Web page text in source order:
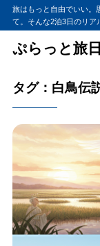
旅はもっと自由でいい。
て。そんな2泊3日のリア
ぷらっと旅
タグ：白鳥伝